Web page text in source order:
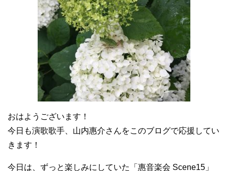
おはようございます！
今日も演歌歌手、山内惠介さんをこのブログで応援してい
きます！
今日は、ずっと楽しみにしていた「惠音楽会 Scene15」